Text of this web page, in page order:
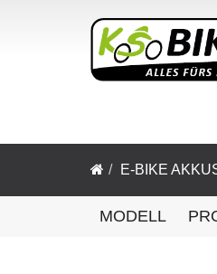
E-BIKE
MODELL